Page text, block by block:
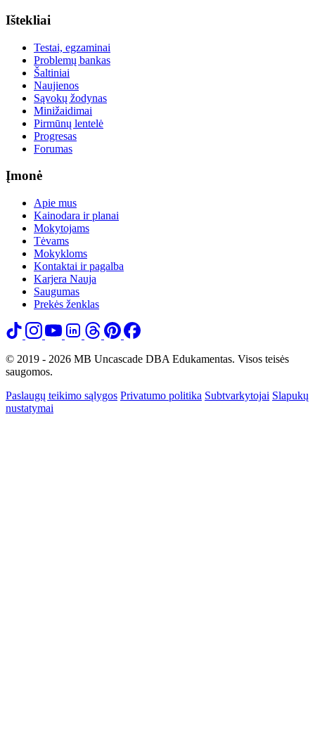
Ištekliai
Testai, egzaminai
Problemų bankas
Šaltiniai
Naujienos
Sąvokų žodynas
Minižaidimai
Pirmūnų lentelė
Progresas
Forumas
Įmonė
Apie mus
Kainodara ir planai
Mokytojams
Tėvams
Mokykloms
Kontaktai ir pagalba
Karjera Nauja
Saugumas
Prekės ženklas
© 2019 - 2026 MB Uncascade DBA Edukamentas. Visos teisės
saugomos.
Paslaugų teikimo sąlygos Privatumo politika Subtvarkytojai Slapukų
nustatymai